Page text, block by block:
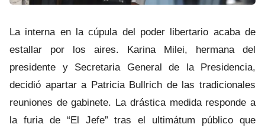
MAR DEL PLATA
ITUZAINGÓ
ESTEBAN ECHEVERRÍA
CARLOS CASARES
La interna en la cúpula del poder libertario acaba de
estallar por los aires. Karina Milei, hermana del
presidente y Secretaria General de la Presidencia,
decidió apartar a Patricia Bullrich de las tradicionales
reuniones de gabinete. La drástica medida responde a
la furia de “El Jefe” tras el ultimátum público que